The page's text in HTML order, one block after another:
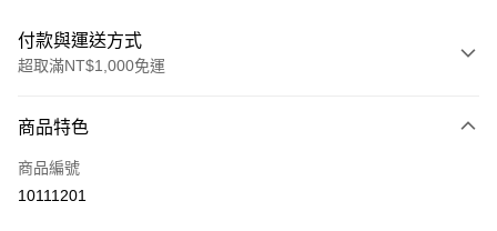
付款與運送方式
超取滿NT$1,000免運
信用卡一次付款
信用卡分期付款
商品特色
商品編號
10111201